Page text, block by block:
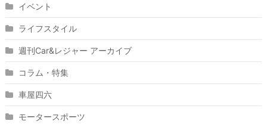
イベント
ライフスタイル
週刊Car&レジャー アーカイブ
コラム・特集
車屋四六
モータースポーツ